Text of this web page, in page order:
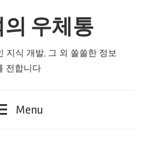
우체통
지식 개발, 그 외 쏠쏠한 정보
전합니다
Menu